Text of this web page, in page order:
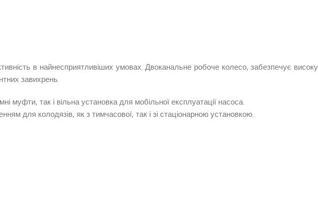
в найнесприятливіших умовах. Двоканальне робоче колесо, забезпечує високу
завихрень.
муфти, так і вільна установка для мобільної експлуатації насоса.
для колодязів, як з тимчасової, так і зі стаціонарною установкою.